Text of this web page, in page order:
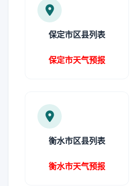
保定市区县列表
保定市天气预报
衡水市区县列表
衡水市天气预报